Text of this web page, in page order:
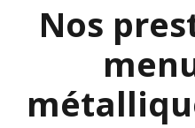
Nos